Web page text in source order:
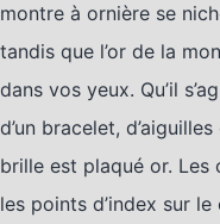
montre à ornière se
tandis que l’or de la
dans vos yeux. Qu’il
d’un bracelet,
brille est plaqué or. Les
les points d’index sur